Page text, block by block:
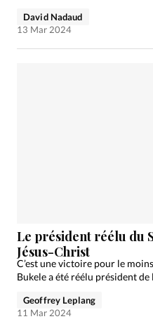
David Nadaud
13 Mar 2024
Le président réélu du
Jésus-Christ
C’est une victoire pour le
Bukele a été réélu président
Geoffrey Leplang
11 Mar 2024